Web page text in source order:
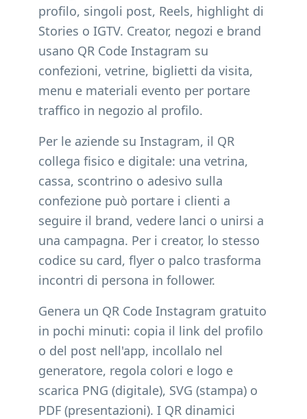
profilo, singoli post, Reels, highlight di
Stories o IGTV. Creator, negozi e brand
usano QR Code Instagram su
confezioni, vetrine, biglietti da visita,
menu e materiali evento per portare
traffico in negozio al profilo.
Per le aziende su Instagram, il QR
collega fisico e digitale: una vetrina,
cassa, scontrino o adesivo sulla
confezione può portare i clienti a
seguire il brand, vedere lanci o unirsi a
una campagna. Per i creator, lo stesso
codice su card, flyer o palco trasforma
incontri di persona in follower.
Genera un QR Code Instagram gratuito
in pochi minuti: copia il link del profilo
o del post nell'app, incollalo nel
generatore, regola colori e logo e
scarica PNG (digitale), SVG (stampa) o
PDF (presentazioni). I QR dinamici